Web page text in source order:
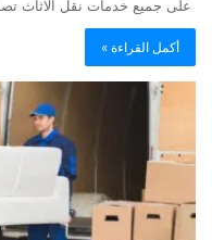
على جميع خدمات نقل الاثاث تصل
أكمل القراءة »